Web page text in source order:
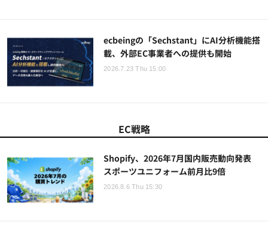
ecbeingの「Sechstant」にAI分析機能搭
載、外部EC事業者への提供も開始
2026.7.23 Thu 15:00
EC戦略
Shopify、2026年7月国内販売動向発表
スポーツユニフォーム前月比9倍
2026.8.6 Thu 15:30